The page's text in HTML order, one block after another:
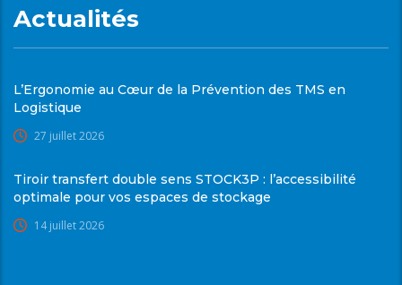
Actualités
L’Ergonomie au Cœur de la Prévention des TMS en
Logistique
27 juillet 2026
Tiroir transfert double sens STOCK3P : l’accessibilité
optimale pour vos espaces de stockage
14 juillet 2026